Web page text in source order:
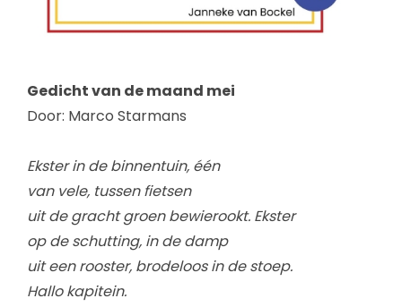
Gedicht van de maand mei
Door: Marco Starmans
Ekster in de binnentuin, één
van vele, tussen fietsen
uit de gracht groen bewierookt. Ekster
op de schutting, in de damp
uit een rooster, brodeloos in de stoep.
Hallo kapitein.